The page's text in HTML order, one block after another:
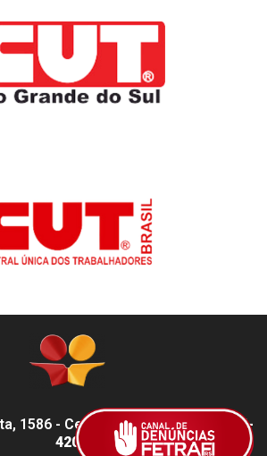
1586 - Centro, Pelotas - RS,
96015-
420